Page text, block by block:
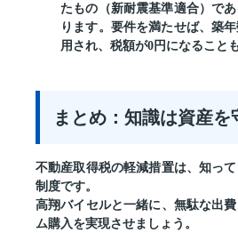
たもの（新耐震基準適合）で
ります。要件を満たせば、築
用され、税額が0円になること
まとめ：知識は資産を
不動産取得税の軽減措置は、知っ
制度です。
高翔バイセルと一緒に、無駄な出
ム購入を実現させましょう。